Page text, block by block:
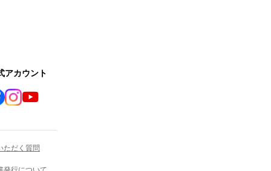
アカウント
ただく質問